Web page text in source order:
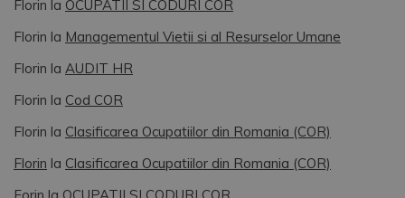
Florin la OCUPATII SI CODURI COR
Florin la Managementul Vietii si al Resurselor Umane
Florin la AUDIT HR
Florin la Cod COR
Florin la Clasificarea Ocupatiilor din Romania (COR)
Florin la Clasificarea Ocupatiilor din Romania (COR)